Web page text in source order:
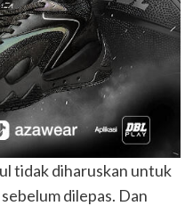
tidak diharuskan untuk
dilepas. Dan